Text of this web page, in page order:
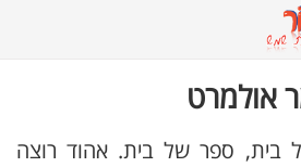
אולמרט
בית, ספר של בית. אהוד רוצה